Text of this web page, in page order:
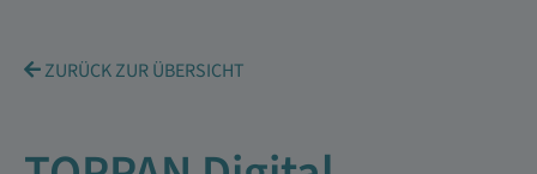
ZURÜCK ZUR ÜBERSICHT